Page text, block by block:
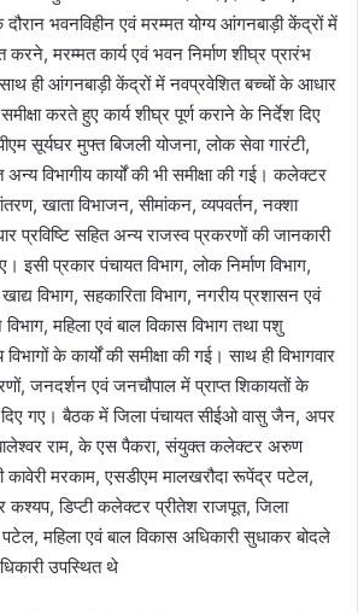
दौरान भवनविहीन एवं मरम्मत योग्य आंगनबाड़ी केंद्रों में
मरम्मत कार्य एवं भवन निर्माण शीघ्र प्रारंभ
ही आंगनबाड़ी केंद्रों में नवप्रवेशित बच्चों के आधार
समीक्षा करते हुए कार्य शीघ्र पूर्ण कराने के निर्देश दिए
सूर्यघर मुफ्त बिजली योजना, लोक सेवा गारंटी,
विभागीय कार्यों की भी समीक्षा की गई। कलेक्टर
खाता विभाजन, सीमांकन, व्यपवर्तन, नक्शा
प्रविष्टि सहित अन्य राजस्व प्रकरणों की जानकारी
इसी प्रकार पंचायत विभाग, लोक निर्माण विभाग,
खाद्य विभाग, सहकारिता विभाग, नगरीय प्रशासन एवं
महिला एवं बाल विकास विभाग तथा पशु
के कार्यों की समीक्षा की गई। साथ ही विभागवार
जनदर्शन एवं जनचौपाल में प्राप्त शिकायतों के
दिए गए। बैठक में जिला पंचायत सीईओ वासु जैन, अपर
राम, के एस पैकरा, संयुक्त कलेक्टर अरुण
कावेरी मरकाम, एसडीएम मालखरौदा रूपेंद्र पटेल,
कश्यप, डिप्टी कलेक्टर प्रीतेश राजपूत, जिला
महिला एवं बाल विकास अधिकारी सुधाकर बोदले
उपस्थित थे